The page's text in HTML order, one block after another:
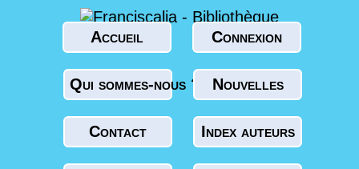
Accueil Connexion
Qui sommes-nous ? Nouvelles
Contact Index auteurs